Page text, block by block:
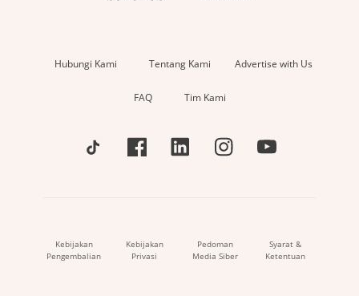
Hubungi Kami Tentang Kami Advertise with Us
FAQ Tim Kami
Kebijakan
Pengembalian
Kebijakan
Privasi
Pedoman
Media Siber
Syarat &
Ketentuan